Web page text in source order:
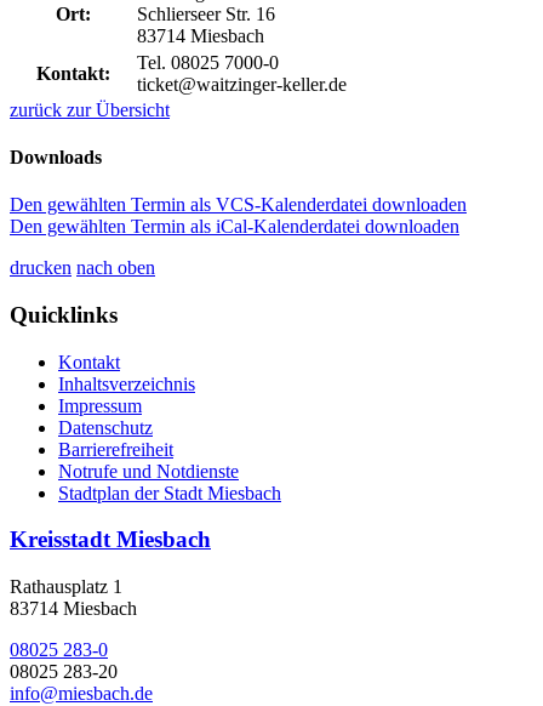
Ort:
Schlierseer Str. 16
83714 Miesbach
Kontakt:
Tel. 08025 7000-0
ticket@waitzinger-keller.de
zurück zur Übersicht
Downloads
Den gewählten Termin als VCS-Kalenderdatei downloaden
Den gewählten Termin als iCal-Kalenderdatei downloaden
drucken nach oben
Quicklinks
Kontakt
Inhaltsverzeichnis
Impressum
Datenschutz
Barrierefreiheit
Notrufe und Notdienste
Stadtplan der Stadt Miesbach
Kreisstadt Miesbach
Rathausplatz 1
83714 Miesbach
08025 283-0
08025 283-20
info@miesbach.de